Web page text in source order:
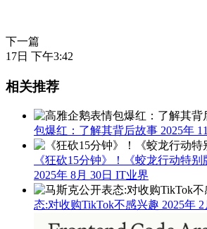
下一篇
17日 下午3:42
相关推荐
包爆红：了解其背后故事 2025年
《狂砍15分钟》！《蛟龙行动特
2025年 8月 30日 IT业界
态:对收购TikTok不感兴趣 2025年 2